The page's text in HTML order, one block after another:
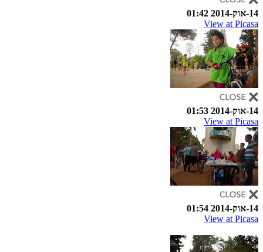
14-אוק-2014 01:42
View at Picasa
14-אוק-2014 01:53
View at Picasa
14-אוק-2014 01:54
View at Picasa